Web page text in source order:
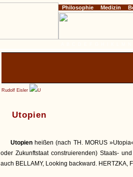
Rudolf Eisler U
Utopien
Utopien heißen (nach TH. MORUS
oder Zukunftstaat construierenden) Staats-
auch BELLAMY, Looking backward. HERTZKA,
Philosophie Medizin